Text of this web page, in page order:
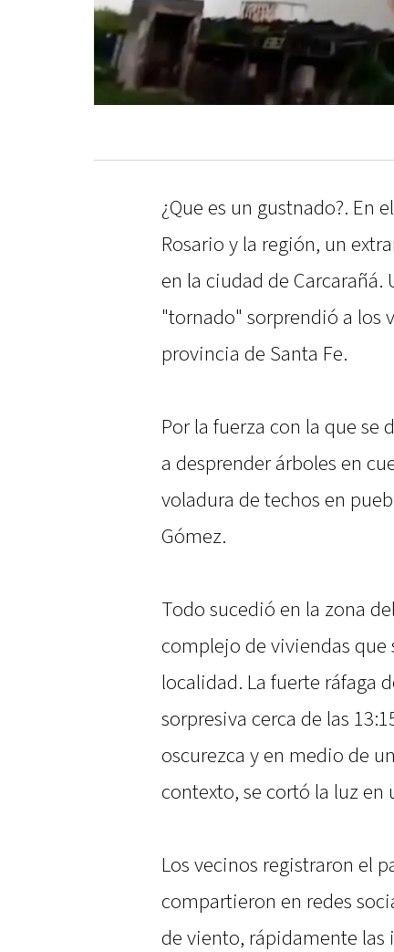
¿Que es un gustnado?. En
Rosario y la región, un
en la ciudad de
"tornado" sorprendió a los
provincia de Santa Fe.
Por la fuerza con la que se
a desprender árboles en
voladura de techos en
Gómez.
Todo sucedió en la zona
complejo de viviendas que
localidad. La fuerte ráfaga
sorpresiva cerca de las
oscurezca y en medio de
contexto, se cortó la luz en
Los vecinos registraron el
compartieron en redes
de viento, rápidamente las